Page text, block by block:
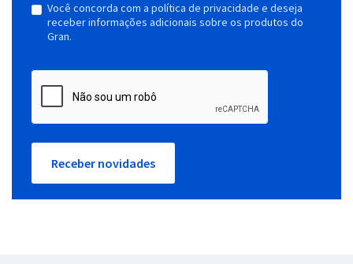
Você concorda com a política de privacidade e deseja
receber informações adicionais sobre os produtos do
Gran.
Receber novidades